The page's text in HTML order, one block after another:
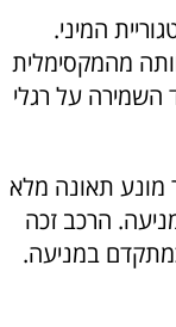
המיני.
מהמקסימלית
השמירה על רגלי
מונע תאונה מלא
הרכב זכה
במניעה.